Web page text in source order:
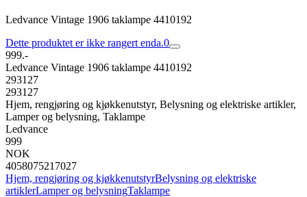
Ledvance Vintage 1906 taklampe 4410192
Dette produktet er ikke rangert enda.0
999.-
Ledvance Vintage 1906 taklampe 4410192
293127
293127
Hjem, rengjøring og kjøkkenutstyr, Belysning og elektriske artikler,
Lamper og belysning, Taklampe
Ledvance
999
NOK
4058075217027
Hjem, rengjøring og kjøkkenutstyrBelysning og elektriske
artiklerLamper og belysningTaklampe